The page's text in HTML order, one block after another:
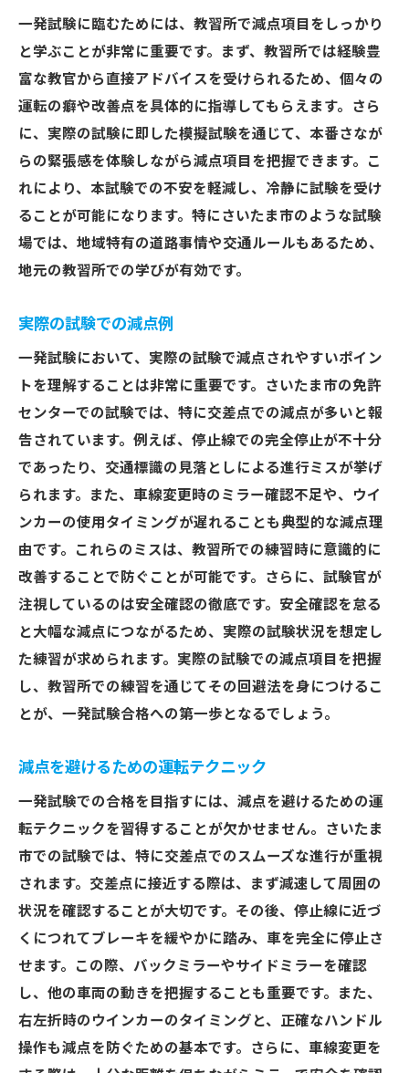
一発試験に臨むためには、教習所で減点項目をしっかり
と学ぶことが非常に重要です。まず、教習所では経験豊
富な教官から直接アドバイスを受けられるため、個々の
運転の癖や改善点を具体的に指導してもらえます。さら
に、実際の試験に即した模擬試験を通じて、本番さなが
らの緊張感を体験しながら減点項目を把握できます。こ
れにより、本試験での不安を軽減し、冷静に試験を受け
ることが可能になります。特にさいたま市のような試験
場では、地域特有の道路事情や交通ルールもあるため、
地元の教習所での学びが有効です。
実際の試験での減点例
一発試験において、実際の試験で減点されやすいポイン
トを理解することは非常に重要です。さいたま市の免許
センターでの試験では、特に交差点での減点が多いと報
告されています。例えば、停止線での完全停止が不十分
であったり、交通標識の見落としによる進行ミスが挙げ
られます。また、車線変更時のミラー確認不足や、ウイ
ンカーの使用タイミングが遅れることも典型的な減点理
由です。これらのミスは、教習所での練習時に意識的に
改善することで防ぐことが可能です。さらに、試験官が
注視しているのは安全確認の徹底です。安全確認を怠る
と大幅な減点につながるため、実際の試験状況を想定し
た練習が求められます。実際の試験での減点項目を把握
し、教習所での練習を通じてその回避法を身につけるこ
とが、一発試験合格への第一歩となるでしょう。
減点を避けるための運転テクニック
一発試験での合格を目指すには、減点を避けるための運
転テクニックを習得することが欠かせません。さいたま
市での試験では、特に交差点でのスムーズな進行が重視
されます。交差点に接近する際は、まず減速して周囲の
状況を確認することが大切です。その後、停止線に近づ
くにつれてブレーキを緩やかに踏み、車を完全に停止さ
せます。この際、バックミラーやサイドミラーを確認
し、他の車両の動きを把握することも重要です。また、
右左折時のウインカーのタイミングと、正確なハンドル
操作も減点を防ぐための基本です。さらに、車線変更を